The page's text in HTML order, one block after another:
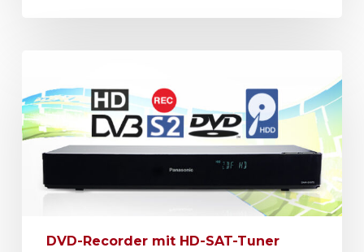
DVD-Recorder mit HD-SAT-Tuner